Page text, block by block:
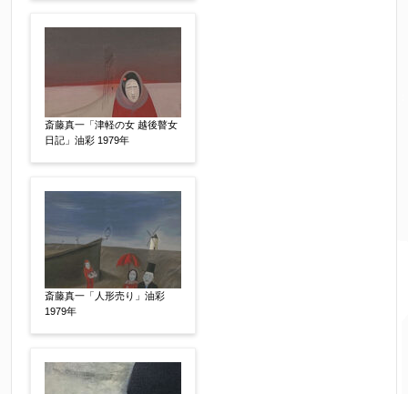
斎藤真一「津軽の女 越後瞽女
日記」油彩 1979年
斎藤真一「人形売り」油彩
1979年